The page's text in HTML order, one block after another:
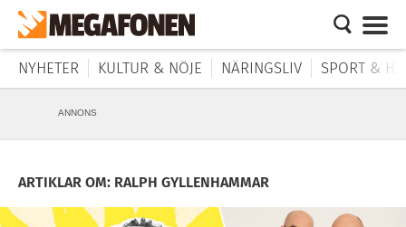
NYHETER KULTUR & NÖJE NÄRINGSLIV SPORT &
ANNONS
ARTIKLAR OM: RALPH GYLLENHAMMAR